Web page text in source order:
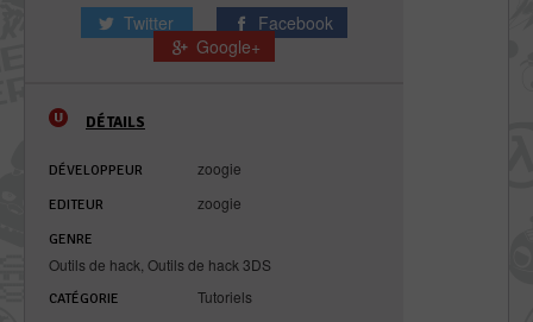
Twitter
Facebook
Google+
DÉTAILS
DÉVELOPPEUR zoogie
EDITEUR zoogie
GENRE
Outils de hack Outils de hack 3DS
CATÉGORIE Tutoriels